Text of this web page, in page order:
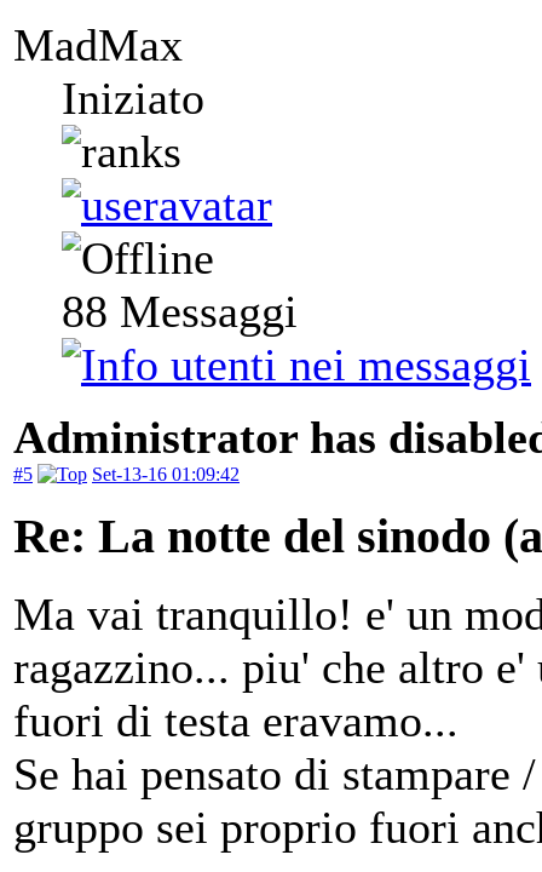
MadMax
Iniziato
88 Messaggi
Administrator has
#5 Set-13-16 01:09:42
Re: La notte del sinodo
Ma vai tranquillo! e' un
ragazzino... piu' che altro
fuori di testa eravamo...
Se hai pensato di
gruppo sei proprio fuori